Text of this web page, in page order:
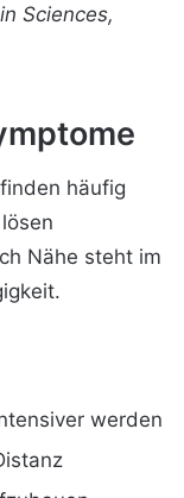
Sciences,
häufig
Nähe steht im
werden